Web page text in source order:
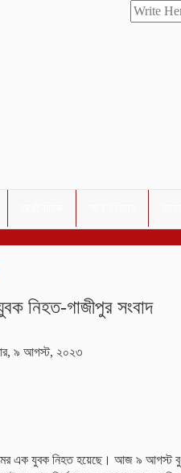
নিহত-গাজীপুর সংবাদ
৯ আগস্ট, ২০২৩
এক যুবক নিহত হয়েছে। আজ ৯ আগস্ট